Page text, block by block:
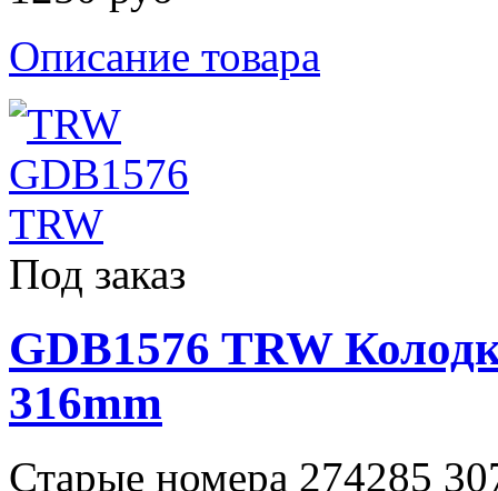
Описание товара
Под заказ
GDB1576 TRW
316mm
Старые номера 274285